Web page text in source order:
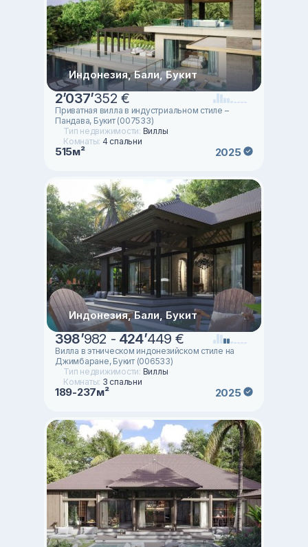
Индонезия, Бали, Букит
2’037’352 €
Приватная вилла в индустриальном стиле –
Пандава, Букит (007533)
Тип недвижимости: Виллы
Комнаты: 4 спальни
515м² 2025
Индонезия, Бали, Букит
398’982 - 424’449 €
Вилла в этническом индонезийском стиле на
Джимбаране, Букит (006533)
Тип недвижимости: Виллы
Комнаты: 3 спальни
189-237м² 2025